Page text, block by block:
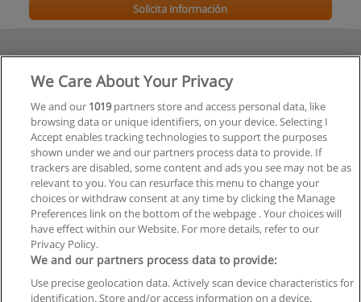
Solicita información
Reglas de uso
We Care About Your Privacy
We and our 1019partners store and access personal data, like
browsing data or unique identifiers, on your device. Selecting I
Accept enables tracking technologies to support the purposes
shown under we and our partners process data to provide. If
trackers are disabled, some content and ads you see may not be as
relevant to you. You can resurface this menu to change your
choices or withdraw consent at any time by clicking the Manage
Preferences link on the bottom of the webpage . Your choices will
have effect within our Website. For more details, refer to our
Privacy Policy.
We and our partners process data to provide:
Use precise geolocation data. Actively scan device characteristics for
identification. Store and/or access information on a device.